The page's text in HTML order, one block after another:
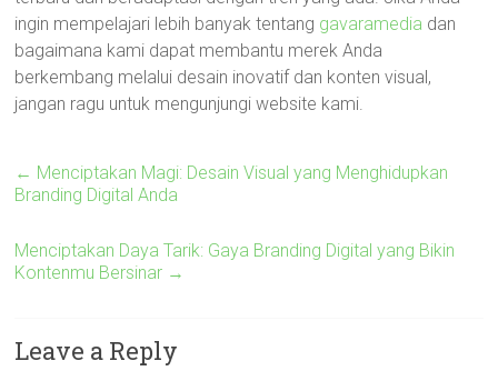
ingin mempelajari lebih banyak tentang gavaramedia dan
bagaimana kami dapat membantu merek Anda
berkembang melalui desain inovatif dan konten visual,
jangan ragu untuk mengunjungi website kami.
← Menciptakan Magi: Desain Visual yang Menghidupkan
Branding Digital Anda
Menciptakan Daya Tarik: Gaya Branding Digital yang Bikin
Kontenmu Bersinar →
Leave a Reply